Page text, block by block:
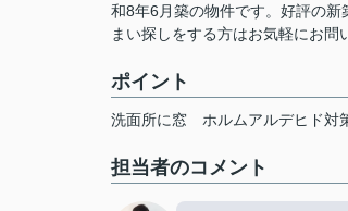
和8年6月築の物件です。好評の
まい探しをする方はお気軽にお問
ポイント
洗面所に窓 ホルムアルデヒド対
担当者のコメント